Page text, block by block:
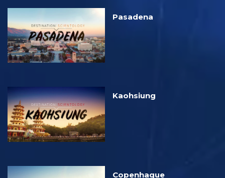
Pasadena
Kaohsiung
Copenhague